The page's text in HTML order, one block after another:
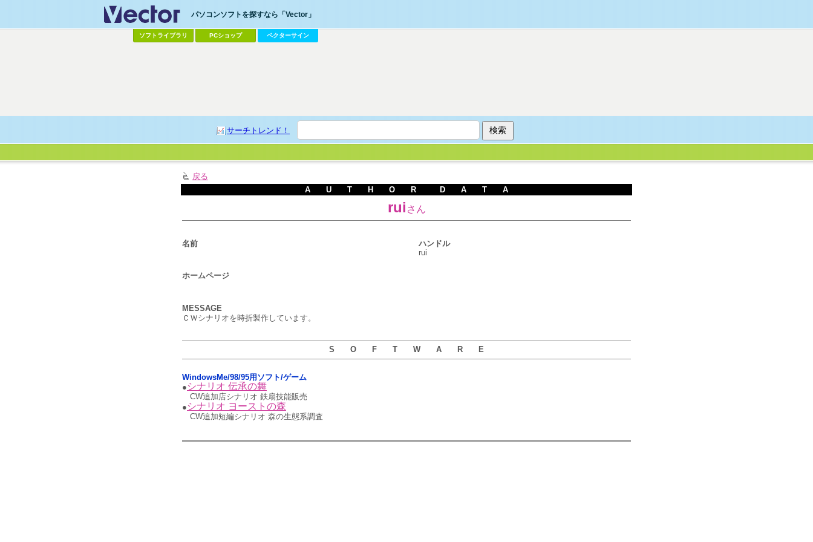
パソコンソフトを探すなら「Vector」
ソフトライブラリ PCショップ ベクターサイン
サーチトレンド！
戻る
A U T H O R D A T A
rui さん
名前
ハンドル
rui
ホームページ
MESSAGE
ＣＷシナリオを時折製作しています。
S O F T W A R E
WindowsMe/98/95用ソフト/ゲーム
● シナリオ 伝承の舞
CW追加店シナリオ 鉄扇技能販売
● シナリオ ヨーストの森
CW追加短編シナリオ 森の生態系調査